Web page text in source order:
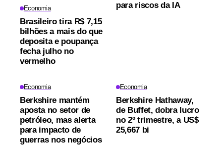
Economia
Brasileiro tira R$ 7,15
bilhões a mais do que
deposita e poupança
fecha julho no
vermelho
para riscos da IA
Economia
Berkshire mantém
aposta no setor de
petróleo, mas alerta
para impacto de
guerras nos negócios
Economia
Berkshire Hathaway,
de Buffet, dobra lucro
no 2º trimestre, a US$
25,667 bi